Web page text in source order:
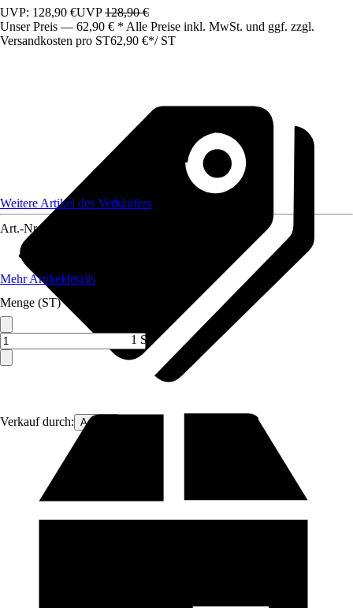
UVP: 128,90 €UVP128,90 €
Unser Preis — 62,90 € * Alle Preise inkl. MwSt. und ggf. zzgl.
Versandkosten pro ST62,90 €*/ ST
Verkauf durch: Aosom
Weitere Artikel des Verkäufers
Art.-Nr.
Mehr Artikeldetails
Menge (ST)
1 ST